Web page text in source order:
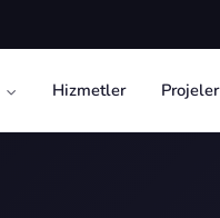
Hizmetler Projeler